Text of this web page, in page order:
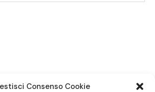
Consenso Cookie